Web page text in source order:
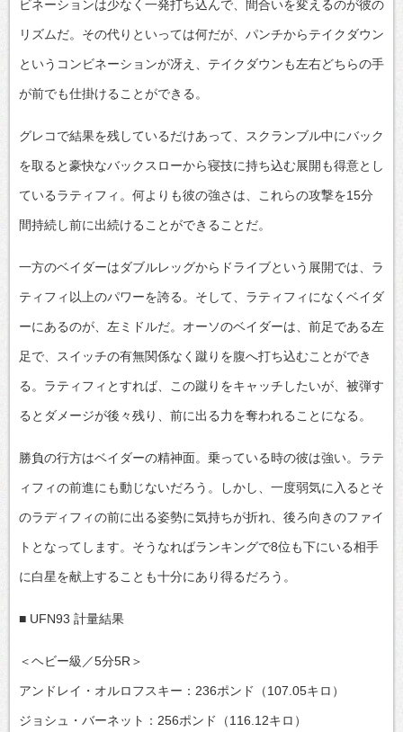
ビネーションは少なく一発打ち込んで、間合いを変えるのが彼の
リズムだ。その代りといっては何だが、パンチからテイクダウン
というコンビネーションが冴え、テイクダウンも左右どちらの手
が前でも仕掛けることができる。
グレコで結果を残しているだけあって、スクランブル中にバック
を取ると豪快なバックスローから寝技に持ち込む展開も得意とし
ているラティフィ。何よりも彼の強さは、これらの攻撃を15分
間持続し前に出続けることができることだ。
一方のベイダーはダブルレッグからドライブという展開では、ラ
ティフィ以上のパワーを誇る。そして、ラティフィになくベイダ
ーにあるのが、左ミドルだ。オーソのベイダーは、前足である左
足で、スイッチの有無関係なく蹴りを腹へ打ち込むことができ
る。ラティフィとすれば、この蹴りをキャッチしたいが、被弾す
るとダメージが後々残り、前に出る力を奪われることになる。
勝負の行方はベイダーの精神面。乗っている時の彼は強い。ラテ
ィフィの前進にも動じないだろう。しかし、一度弱気に入るとそ
のラディフィの前に出る姿勢に気持ちが折れ、後ろ向きのファイ
トとなってします。そうなればランキングで8位も下にいる相手
に白星を献上することも十分にあり得るだろう。
■ UFN93 計量結果
＜ヘビー級／5分5R＞
アンドレイ・オルロフスキー：236ポンド（107.05キロ）
ジョシュ・バーネット：256ポンド（116.12キロ）